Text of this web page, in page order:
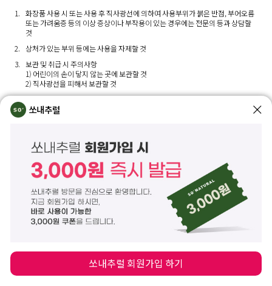
화장품 사용 시 또는 사용 후 직사광선에 의하여 사용부위가 붉은 반점, 부어오름
또는 가려움증 등의 이상 증상이나 부작용이 있는 경우에는 전문의 등과 상담할
것
상처가 있는 부위 등에는 사용을 자제할 것
보관 및 취급 시 주의사항
1) 어린이의 손이 닿지 않는 곳에 보관할 것
2) 직사광선을 피해서 보관할 것
눈에 들어갔을 때에는 즉시 씻어낼 것
만 3세 이하 영유아에게는 사용하지 말 것
화장품책임판매업자/제조국
쏘내추럴/한국
제조년월/사용기한
화장품제조업자
쏘내추럴
쏘내추럴 회원가입 하기